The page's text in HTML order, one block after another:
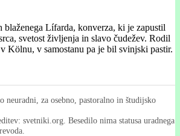
Lífarda, konverza, ki je zapustil
svetost življenja in slavo čudežev. Rodil
Kölnu, v samostanu pa je bil svinjski pastir.
neuradni, za osebno, pastoralno in študijsko
svetniki.org. Besedilo nima statusa uradnega